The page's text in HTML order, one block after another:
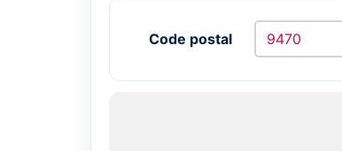
Code postal